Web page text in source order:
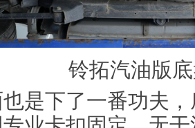
铃拓汽油版
是下了一番功夫